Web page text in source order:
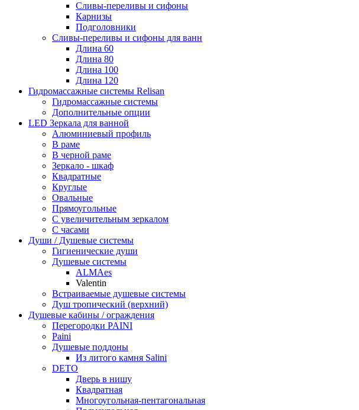
Сливы-переливы и сифоны
Карнизы
Подголовники
Сливы-переливы и сифоны для ванн
Длина 60
Длина 80
Длина 100
Длина 120
Гидромассажные системы Relisan
Гидромассажные системы
Дополнительные опции
LED Зеркала для ванной
Алюминиевый профиль
В раме
В черной раме
Зеркало - шкаф
Квадратные
Круглые
Овальные
Прямоугольные
С увеличительным зеркалом
С часами
Души / Душевые системы
Гигиенические души
Душевые системы
ALMAes
Valentin
Встраиваемые душевые системы
Душ тропический (верхний)
Душевые кабины / ограждения
Перегородки PAINI
Paini
Душевые поддоны
Из литого камня Salini
DETO
Дверь в нишу
Квадратная
Многоугольная-пентагональная